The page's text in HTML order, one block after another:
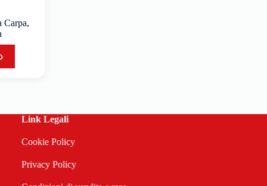
Carpa,
Link Legali
Cookie Policy
Privacy Policy